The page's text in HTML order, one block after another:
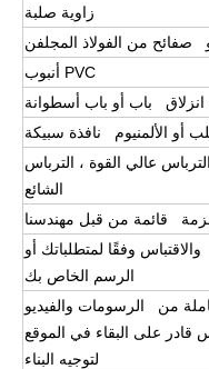
زاوية صلبة
صفائح من الفولاذ المجلفن
PVC أنبوب
انزلاق باب أو باب أسطوانة
عالي القوة ، الترباس
الشائع
قائمة من قبل مهندسنا
وفقًا لمتطلباتك أو
الرسم الخاص بك
من الرسومات والفيديو
قادر على البقاء في الموقع
لتوجيه البناء